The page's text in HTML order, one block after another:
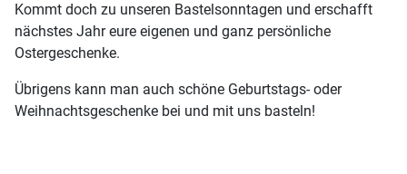
Kommt doch zu unseren Bastelsonntagen und erschafft
nächstes Jahr eure eigenen und ganz persönliche
Ostergeschenke.
Übrigens kann man auch schöne Geburtstags- oder
Weihnachtsgeschenke bei und mit uns basteln!